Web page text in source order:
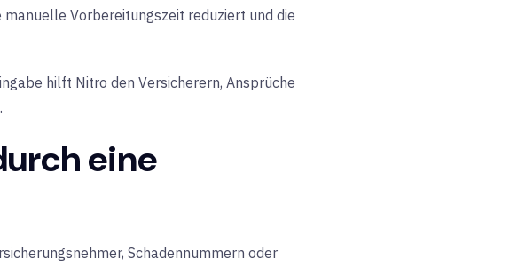
Vorbereitungszeit reduziert und die
hilft Nitro den Versicherern, Ansprüche
eine
Schadennummern oder